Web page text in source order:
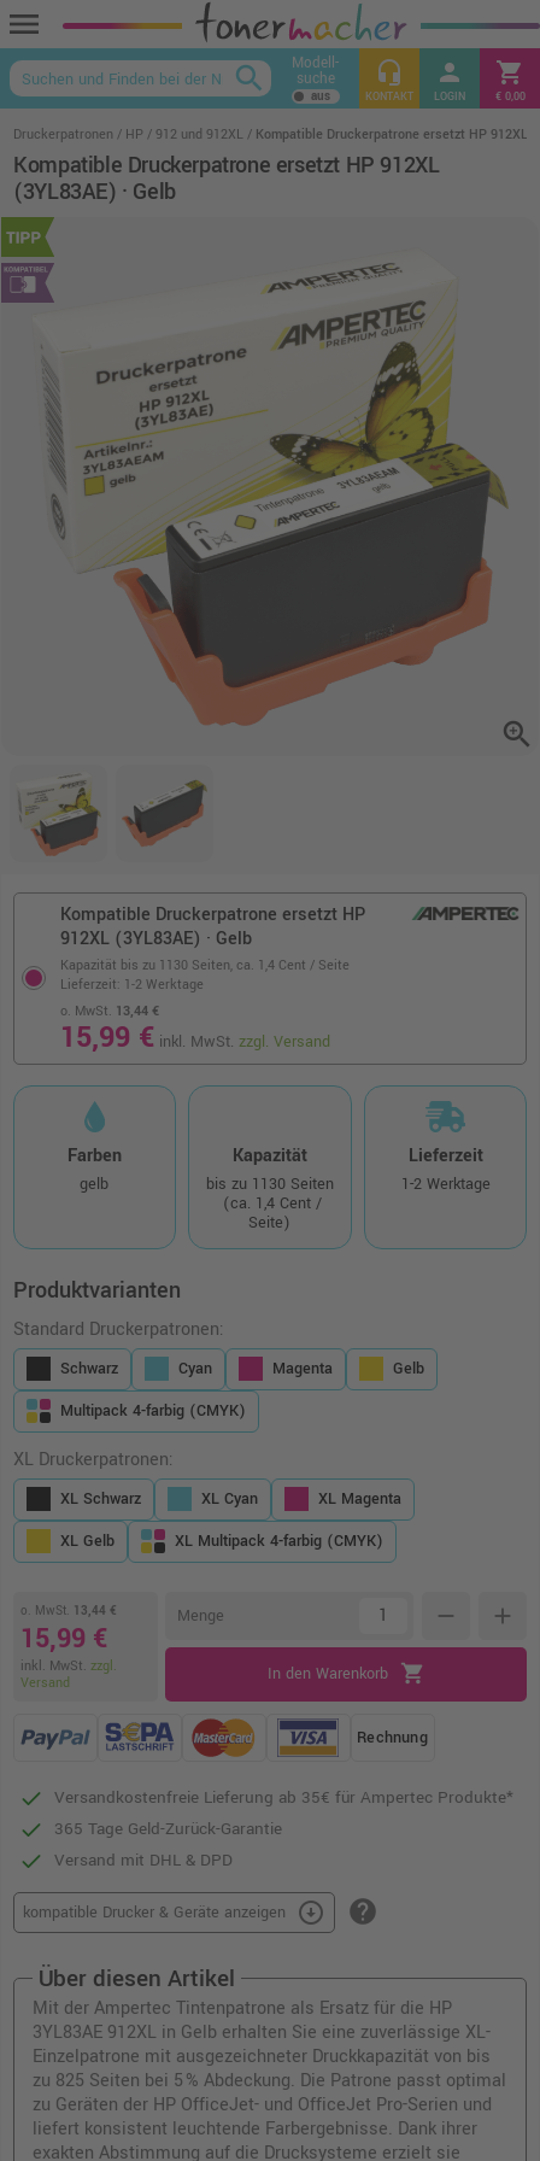
menu
keyboard_arrow_up
search Modell-
suche headset_mic
KONTAKT
person
LOGIN
shopping_cart
€ 0,00
Druckerpatronen HP 912 und 912XL Kompatible Druckerpatrone ersetzt HP 912XL
Kompatible Druckerpatrone ersetzt HP 912XL
(3YL83AE) · Gelb
zoom_in
Kompatible Druckerpatrone ersetzt HP
912XL (3YL83AE) · Gelb
Kapazität bis zu 1130 Seiten, ca. 1,4 Cent / Seite
o. MwSt. 13,44 €
15,99 € inkl. MwSt.zzgl. Versand
Lieferzeit: 1-2 Werktage
Farben
gelb
Kapazität
bis zu 1130 Seiten
(ca. 1,4 Cent /
Seite)
Lieferzeit
1-2 Werktage
Produktvarianten
Standard Druckerpatronen:
Schwarz Cyan Magenta
Gelb
Multipack 4-farbig (CMYK)
XL Druckerpatronen:
XL Schwarz XL Cyan
XL Magenta
XL Gelb
XL Multipack 4-farbig (CMYK)
o. MwSt. 13,44 €
15,99 €
inkl. MwSt. zzgl.
Versand
Menge remove add
In den Warenkorb shopping_cart
Rechnung
Versandkostenfreie Lieferung ab 35€ für Ampertec Produkte*
365 Tage Geld-Zurück-Garantie
Versand mit DHL & DPD
kompatible Drucker & Geräte anzeigen arrow_circle_down help
Über diesen Artikel
Mit der Ampertec Tintenpatrone als Ersatz für die HP
3YL83AE 912XL in Gelb erhalten Sie eine zuverlässige XL-
Einzelpatrone mit ausgezeichneter Druckkapazität von bis
zu 825 Seiten bei 5 % Abdeckung. Die Patrone passt optimal
zu Geräten der HP OfficeJet- und OfficeJet Pro-Serien und
liefert konsistent leuchtende Farbergebnisse. Dank ihrer
exakten Abstimmung auf die Drucksysteme erzielt sie